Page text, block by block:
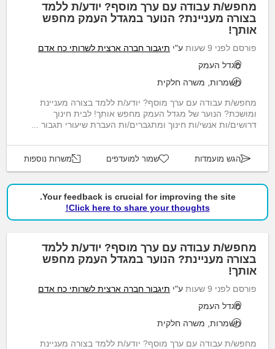
מחפש/ת עבודה עם ערך מוסף? יודע/ת ללמד
בצורה מעניינת? הנוער במגדל העמק מחפש
אותך!
פורסם לפני 9 שעות ע"י תיגבור חברה ארצית לשרותי כח אדם
מגדל העמק
משמרות, משרה חלקית
מחפש/ת עבודה עם ערך מוסף? יודע/ת ללמד בצורה מעניינת
ומושכת? הנוער של מגדל העמק מחפש אותך! לבית חינוך
דרושים/ות אנשי/ות חינוך ומתגברים/ות העברת שיעורי תגבור ...
הגש מועמדות שמור למועדפים משרות נוספות
Your feedback is crucial for improving the site.
Click here to share your thoughts!
מחפש/ת עבודה עם ערך מוסף? יודע/ת ללמד
בצורה מעניינת? הנוער במגדל העמק מחפש
אותך!
פורסם לפני 9 שעות ע"י תיגבור חברה ארצית לשרותי כח אדם
מגדל העמק
משמרות, משרה חלקית
מחפש/ת עבודה עם ערך מוסף? יודע/ת ללמד בצורה מעניינת